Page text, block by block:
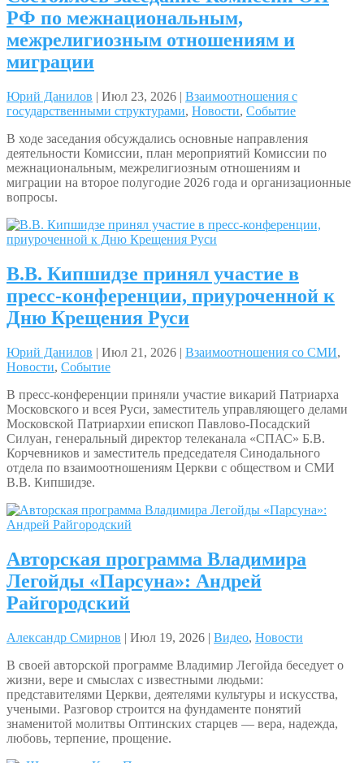
РФ по межнациональным,
межрелигиозным отношениям и
миграции
Юрий Данилов | Июл 23, 2026 | Взаимоотношения с
государственными структурами, Новости, Событие
В ходе заседания обсуждались основные направления
деятельности Комиссии, план мероприятий Комиссии по
межнациональным, межрелигиозным отношениям и
миграции на второе полугодие 2026 года и организационные
вопросы.
В.В. Кипшидзе принял участие в
пресс-конференции, приуроченной к
Дню Крещения Руси
Юрий Данилов | Июл 21, 2026 | Взаимоотношения со СМИ,
Новости, Событие
В пресс-конференции приняли участие викарий Патриарха
Московского и всея Руси, заместитель управляющего делами
Московской Патриархии епископ Павлово-Посадский
Силуан, генеральный директор телеканала «СПАС» Б.В.
Корчевников и заместитель председателя Синодального
отдела по взаимоотношениям Церкви с обществом и СМИ
В.В. Кипшидзе.
Авторская программа Владимира
Легойды «Парсуна»: Андрей
Райгородский
Александр Смирнов | Июл 19, 2026 | Видео, Новости
В своей авторской программе Владимир Легойда беседует о
жизни, вере и смыслах с известными людьми:
представителями Церкви, деятелями культуры и искусства,
учеными. Разговор строится на фундаменте понятий
знаменитой молитвы Оптинских старцев — вера, надежда,
любовь, терпение, прощение.